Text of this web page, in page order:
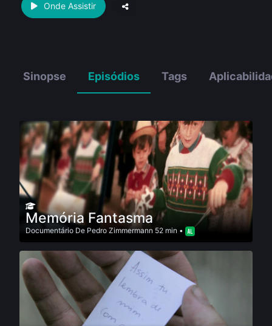
Onde Assistir
Sinopse Episódios Tags
Memória Fantasma
Documentário De Pedro Zimmermann 52 min •